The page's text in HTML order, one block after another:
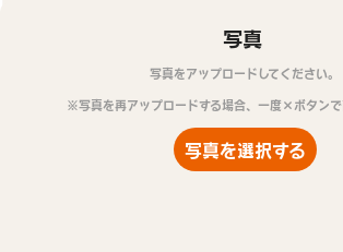
写真
写真をアップロードしてください。
※写真を再アップロードする場合、一度×ボタンで
写真を選択する